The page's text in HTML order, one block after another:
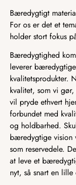
Bæredygtigt
For os er det et
holder stort fokus
Bæredygtighed
leverer
kvalitetsprodukter.
kvalitet, som vi
vil pryde ethvert
forbundet med
og holdbarhed.
bæredygtige vision
som reservedele.
at leve et
nyt, så snart en